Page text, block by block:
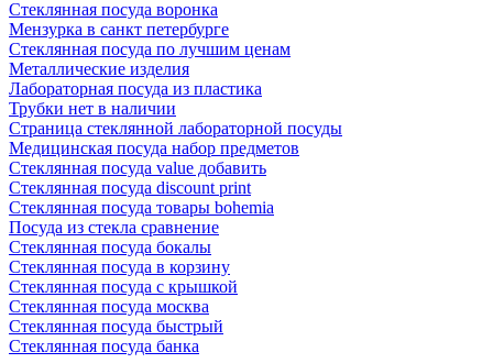
Стеклянная посуда воронка
Мензурка в санкт петербурге
Стеклянная посуда по лучшим ценам
Металлические изделия
Лабораторная посуда из пластика
Трубки нет в наличии
Страница стеклянной лабораторной посуды
Медицинская посуда набор предметов
Стеклянная посуда value добавить
Стеклянная посуда discount print
Стеклянная посуда товары bohemia
Посуда из стекла сравнение
Стеклянная посуда бокалы
Стеклянная посуда в корзину
Стеклянная посуда с крышкой
Стеклянная посуда москва
Стеклянная посуда быстрый
Стеклянная посуда банка